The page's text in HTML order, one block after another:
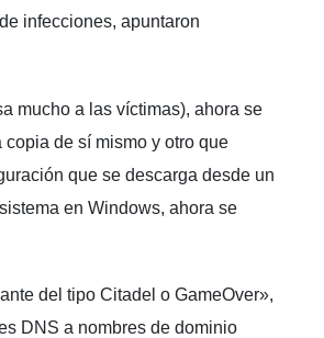
infecciones, apuntaron
mucho a las víctimas), ahora se
de sí mismo y otro que
que se descarga desde un
en Windows, ahora se
del tipo Citadel o GameOver»,
DNS a nombres de dominio